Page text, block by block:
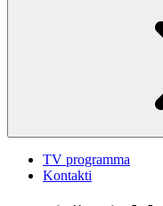
TV programma
Kontakti